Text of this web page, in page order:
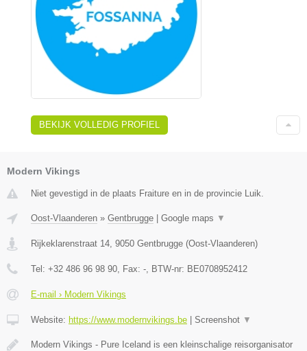
BEKIJK VOLLEDIG PROFIEL
Modern Vikings
Niet gevestigd in de plaats Fraiture en in de provincie Luik.
Oost-Vlaanderen » Gentbrugge Google maps ▼
Rijkeklarenstraat 14, 9050 Gentbrugge (Oost-Vlaanderen)
Tel: +32 486 96 98 90, Fax: -, BTW-nr: BE0708952412
E-mail › Modern Vikings
Website: https://www.modernvikings.be Screenshot ▼
Modern Vikings - Pure Iceland is een kleinschalige reisorganisator